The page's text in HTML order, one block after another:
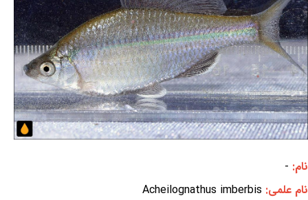
نام: -
نام علمی: Acheilognathus imberbis